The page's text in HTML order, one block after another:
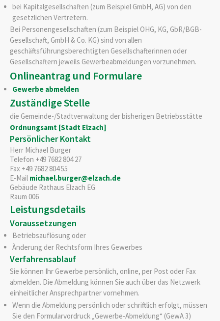
bei Kapitalgesellschaften (zum Beispiel GmbH, AG) von den
gesetzlichen Vertretern.
Bei Personengesellschaften (zum Beispiel OHG, KG, GbR/BGB-
Gesellschaft, GmbH & Co. KG) sind von allen
geschäftsführungsberechtigten Gesellschafterinnen oder
Gesellschaftern jeweils Gewerbeabmeldungen vorzunehmen.
Onlineantrag und Formulare
Gewerbe abmelden
Zuständige Stelle
die Gemeinde-/Stadtverwaltung der bisherigen Betriebsstätte
Ordnungsamt [Stadt Elzach]
Persönlicher Kontakt
Herr Michael Burger
Telefon +49 7682 804 27
Fax +49 7682 804 55
E-Mail michael.burger@elzach.de
Gebäude Rathaus Elzach EG
Raum 006
Leistungsdetails
Voraussetzungen
Betriebsauflösung oder
Änderung der Rechtsform Ihres Gewerbes
Verfahrensablauf
Sie können Ihr Gewerbe persönlich, online, per Post oder Fax
abmelden. Die Abmeldung können Sie auch über das Netzwerk
einheitlicher Ansprechpartner vornehmen.
Wenn die Abmeldung persönlich oder schriftlich erfolgt, müssen
Sie den Formularvordruck „Gewerbe-Abmeldung“ (GewA 3)